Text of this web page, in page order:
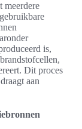
meerdere
is,
Dit proces
aan